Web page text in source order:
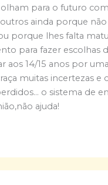
para o futuro
ainda porque
porque lhes falta
para fazer escolhas
aos 14/15 anos por
muitas incertezas e
o sistema de
ajuda!